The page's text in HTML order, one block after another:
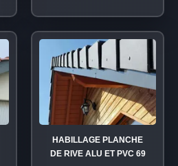
HABILLAGE PLANCHE
DE RIVE ALU ET PVC 69